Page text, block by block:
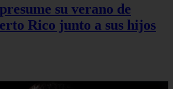
su verano de
Rico junto a sus hijos